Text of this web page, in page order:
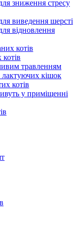
зниження стресу
виведення шерсті
відновлення
котів
травленням
лактуючих кішок
котів
у приміщенні